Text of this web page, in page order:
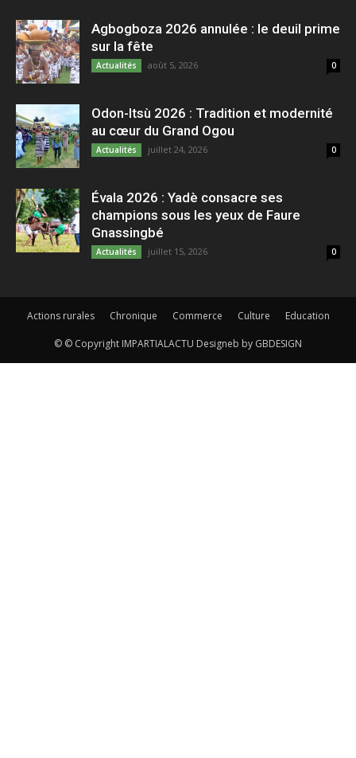
Agbogboza 2026 annulée : le deuil prime
sur la fête
Actualités août 5, 2026 0
Odon-Itsù 2026 : Tradition et modernité
au cœur du Grand Ogou
Actualités juillet 24, 2026 0
Évala 2026 : Yadè consacre ses
champions sous les yeux de Faure
Gnassingbé
Actualités juillet 15, 2026 0
Actions rurales Chronique Commerce Culture Education
© © Copyright IMPARTIALACTU Designeb by GBDESIGN